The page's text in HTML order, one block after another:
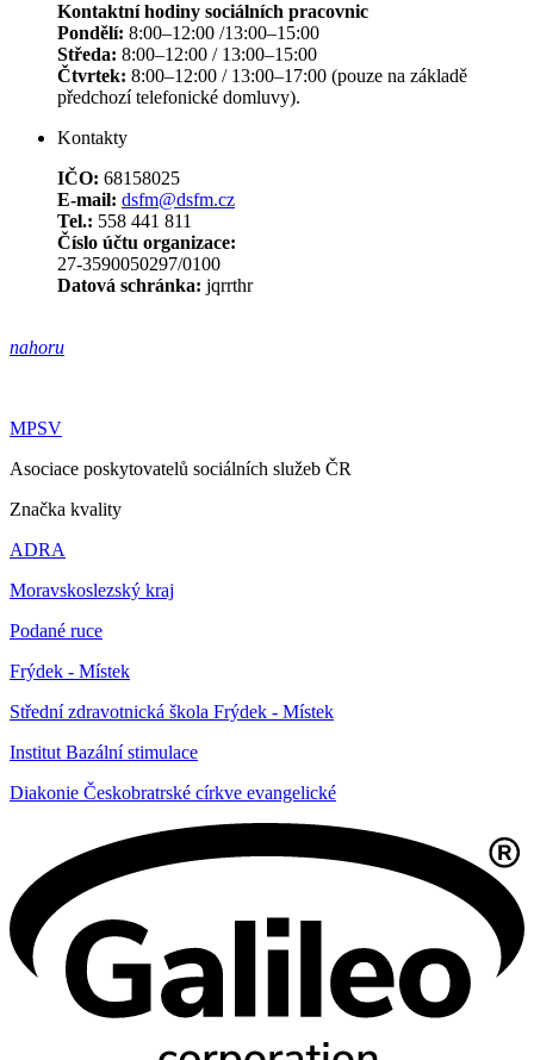
Kontaktní hodiny sociálních pracovnic
Pondělí: 8:00–12:00 /13:00–15:00
Středa: 8:00–12:00 / 13:00–15:00
Čtvrtek: 8:00–12:00 / 13:00–17:00 (pouze na základě
předchozí telefonické domluvy).
Kontakty
IČO: 68158025
E-mail: dsfm@dsfm.cz
Tel.: 558 441 811
Číslo účtu organizace:
27-3590050297/0100
Datová schránka: jqrrthr
nahoru
MPSV
Asociace poskytovatelů sociálních služeb ČR
Značka kvality
ADRA
Moravskoslezský kraj
Podané ruce
Frýdek - Místek
Střední zdravotnická škola Frýdek - Místek
Institut Bazální stimulace
Diakonie Českobratrské církve evangelické